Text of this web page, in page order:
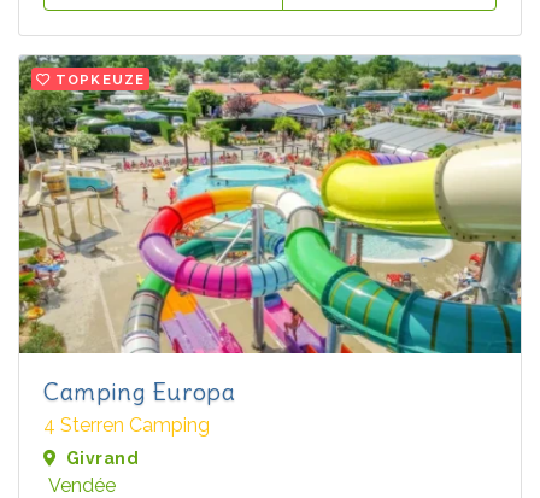
TOPKEUZE
Camping Europa
4 Sterren Camping
Givrand
Vendée